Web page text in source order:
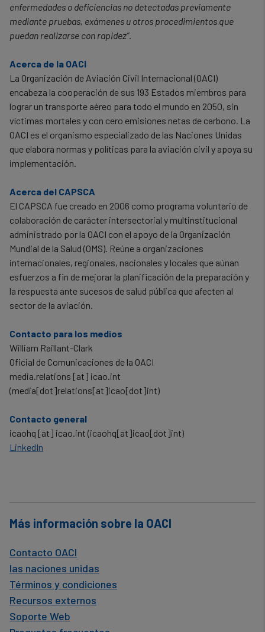
enfermedades o deficiencias no detectadas previamente
mediante pruebas, exámenes u otros procedimientos que
puedan realizarse con rapidez”.
Acerca de la OACI
La Organización de Aviación Civil Internacional (OACI)
encabeza la cooperación de sus 193 Estados miembros para
lograr un transporte aéreo para todo el mundo en 2050, sin
víctimas mortales y con cero emisiones netas de carbono. La
OACI es el organismo especializado de las Naciones Unidas
que elabora normas y políticas para la aviación civil y apoya su
implementación.
Acerca del CAPSCA
El CAPSCA fue creado en 2006 como programa voluntario de
colaboración de carácter intersectorial y multinstitucional
administrado por la OACI con el apoyo de la Organización
Mundial de la Salud (OMS). Reúne a organizaciones
internacionales, regionales, nacionales y locales que aúnan
esfuerzos a fin de mejorar la planificación de la preparación y
la respuesta ante sucesos de salud pública que afecten al
sector de la aviación.
Contacto para los medios
William Raillant-Clark
Oficial de Comunicaciones de la OACI
media.relations [at] icao.int
(media[dot]relations[at]icao[dot]int)
Contacto general
icaohq [at] icao.int (icaohq[at]icao[dot]int)
LinkedIn
Más información sobre la OACI
Contacto OACI
las naciones unidas
Términos y condiciones
Recursos externos
Soporte Web